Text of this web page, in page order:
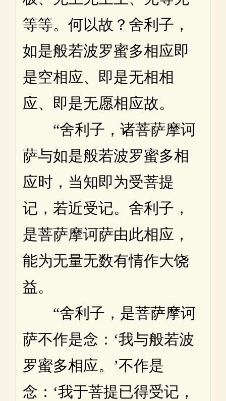
等等。何以故？舍利子，
如是般若波罗蜜多相应即
是空相应、即是无相相
应、即是无愿相应故。
“舍利子，诸菩萨摩诃
萨与如是般若波罗蜜多相
应时，当知即为受菩提
记，若近受记。舍利子，
是菩萨摩诃萨由此相应，
能为无量无数有情作大饶
益。
“舍利子，是菩萨摩诃
萨不作是念：‘我与般若波
罗蜜多相应。’不作是
念：‘我于菩提已得受记，